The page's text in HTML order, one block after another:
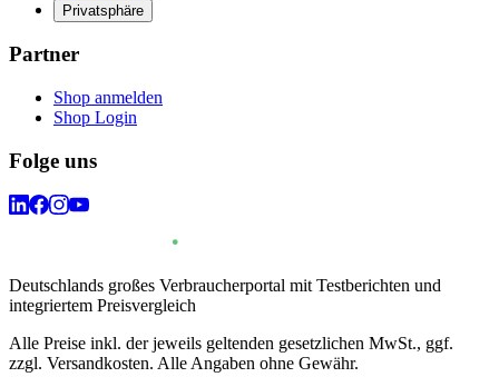
Privatsphäre
Partner
Shop anmelden
Shop Login
Folge uns
Deutschlands großes Verbraucherportal mit Testberichten und
integriertem Preisvergleich
Alle Preise inkl. der jeweils geltenden gesetzlichen MwSt., ggf.
zzgl. Versandkosten. Alle Angaben ohne Gewähr.